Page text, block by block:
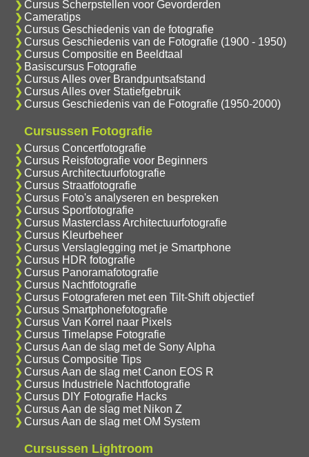
Cursus Scherpstellen voor Gevorderden
Cameratips
Cursus Geschiedenis van de fotografie
Cursus Geschiedenis van de Fotografie (1900 - 1950)
Cursus Compositie en Beeldtaal
Basiscursus Fotografie
Cursus Alles over Brandpuntsafstand
Cursus Alles over Statiefgebruik
Cursus Geschiedenis van de Fotografie (1950-2000)
Cursussen Fotografie
Cursus Concertfotografie
Cursus Reisfotografie voor Beginners
Cursus Architectuurfotografie
Cursus Straatfotografie
Cursus Foto's analyseren en bespreken
Cursus Sportfotografie
Cursus Masterclass Architectuurfotografie
Cursus Kleurbeheer
Cursus Verslaglegging met je Smartphone
Cursus HDR fotografie
Cursus Panoramafotografie
Cursus Nachtfotografie
Cursus Fotograferen met een Tilt-Shift objectief
Cursus Smartphonefotografie
Cursus Van Korrel naar Pixels
Cursus Timelapse Fotografie
Cursus Aan de slag met de Sony Alpha
Cursus Compositie Tips
Cursus Aan de slag met Canon EOS R
Cursus Industriele Nachtfotografie
Cursus DIY Fotografie Hacks
Cursus Aan de slag met Nikon Z
Cursus Aan de slag met OM System
Cursussen Lightroom